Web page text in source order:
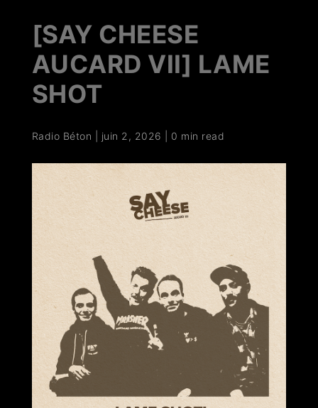
[SAY CHEESE
AUCARD VII] LAME
SHOT
Radio Béton juin 2, 2026 0 min read